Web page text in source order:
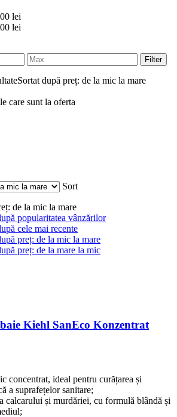
lei
lei
Filter
Sortat după preț: de la mic la mare
care sunt la oferta
Sort
de la mic la mare
popularitatea vânzărilor
cele mai recente
preț: de la mic la mare
preț: de la mare la mic
Kiehl SanEco Konzentrat
concentrat, ideal pentru curățarea și
a suprafețelor sanitare;
calcarului și murdăriei, cu formulă blândă și